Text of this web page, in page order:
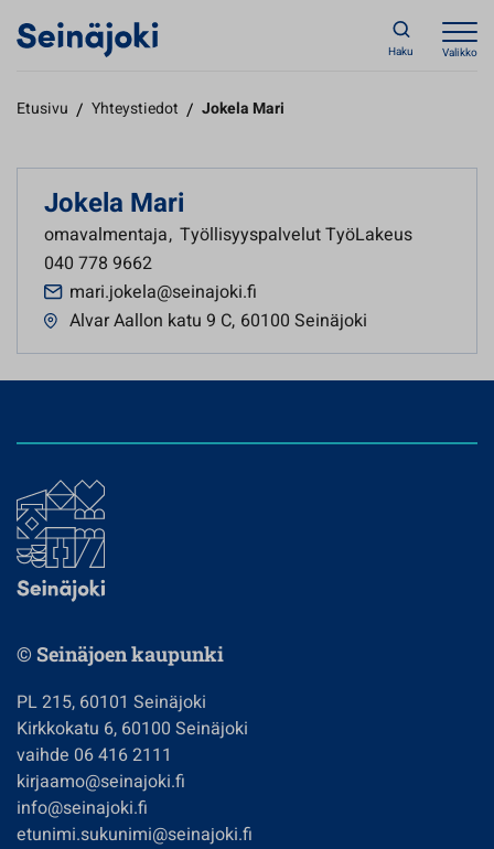
Haku Valikko
Etusivu / Yhteystiedot / Jokela Mari
Jokela Mari
omavalmentaja, Työllisyyspalvelut TyöLakeus
040 778 9662
mari.jokela@seinajoki.fi
Alvar Aallon katu 9 C, 60100 Seinäjoki
© Seinäjoen kaupunki
PL 215, 60101 Seinäjoki
Kirkkokatu 6, 60100 Seinäjoki
vaihde 06 416 2111
kirjaamo@seinajoki.fi
info@seinajoki.fi
etunimi.sukunimi@seinajoki.fi